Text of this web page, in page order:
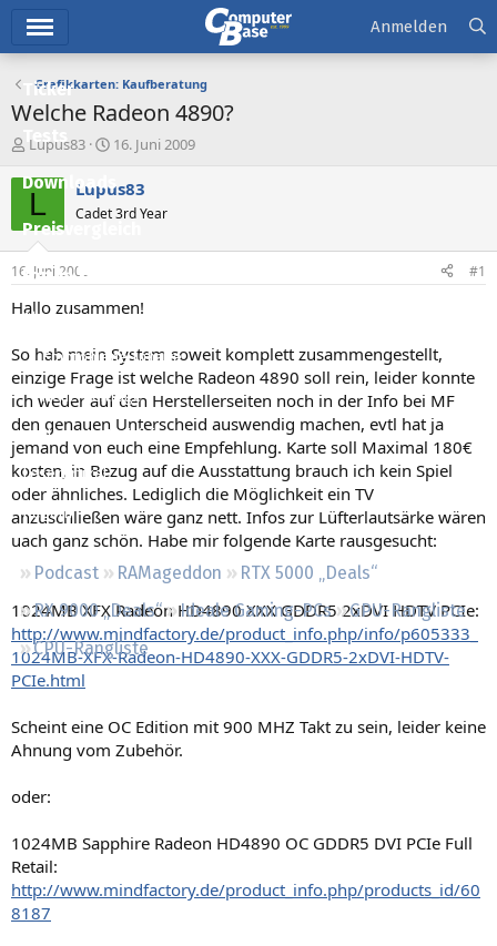
Ticker
Tests
Downloads
Preisvergleich
Forum
Aktuelles
Empfohlene Inhalte
Neue Beiträge
Neueste Aktivitäten
Leserartikel
Regeln
Podcast RAMageddon
RTX 5000 „Deals“
RX 9000 „Deals“
Ideale Gaming-PCs
GPU-Rangliste
CPU-Rangliste
Anmelden
Grafikkarten: Kaufberatung
Welche Radeon 4890?
E
s
e
e
r
Lupus83
E
s
e
t
a
16. Juni 2009
L Lupus83
Cadet 3rd Year
16. Juni 2009 #1
Hallo zusammen!
So hab mein System soweit komplett zusammengestellt,
einzige Frage ist welche Radeon 4890 soll rein, leider konnte
ich weder auf den Herstellerseiten noch in der Info bei MF
den genauen Unterscheid auswendig machen, evtl hat ja
jemand von euch eine Empfehlung. Karte soll Maximal 180€
kosten, in Bezug auf die Ausstattung brauch ich kein Spiel
oder ähnliches. Lediglich die Möglichkeit ein TV
anzuschließen wäre ganz nett. Infos zur Lüfterlautsärke wären
uach ganz schön. Habe mir folgende Karte rausgesucht:
1024MB XFX Radeon HD4890 XXX GDDR5 2xDVI HDTV PCIe:
http://www.mindfactory.de/product_info.php/info/p605333_
1024MB-XFX-Radeon-HD4890-XXX-GDDR5-2xDVI-HDTV-
PCIe.html
Scheint eine OC Edition mit 900 MHZ Takt zu sein, leider keine
Ahnung vom Zubehör.
oder:
1024MB Sapphire Radeon HD4890 OC GDDR5 DVI PCIe Full
Retail:
http://www.mindfactory.de/product_info.php/products_id/60
8187